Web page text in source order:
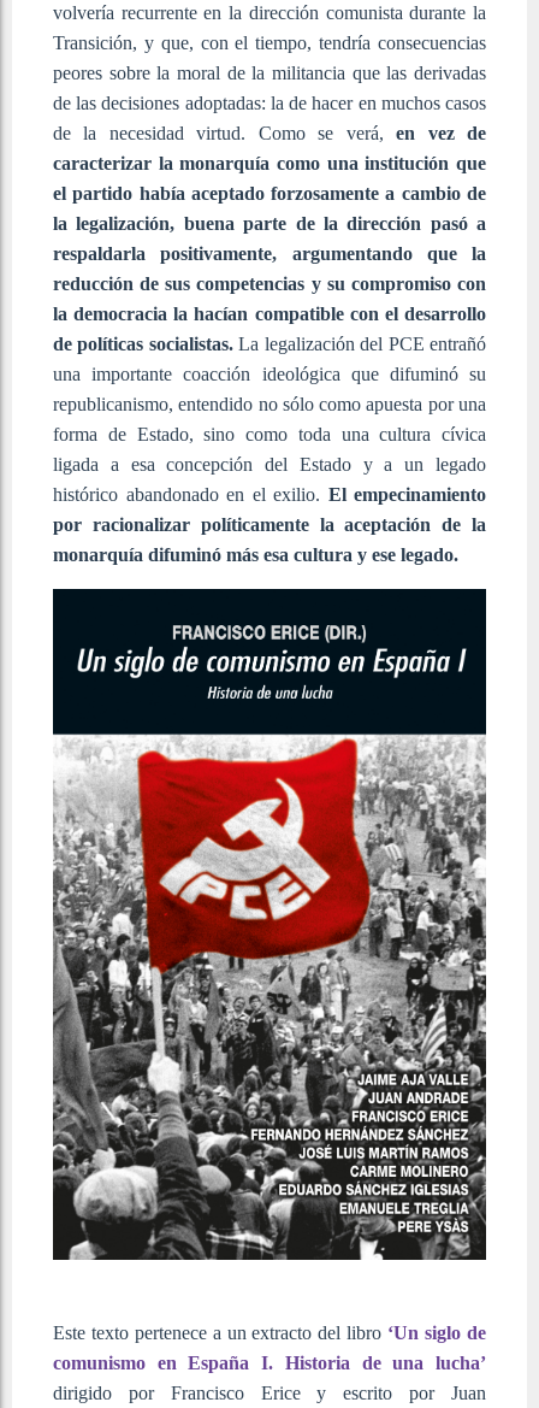
volvería recurrente en la dirección comunista durante la
Transición, y que, con el tiempo, tendría consecuencias
peores sobre la moral de la militancia que las derivadas
de las decisiones adoptadas: la de hacer en muchos casos
de la necesidad virtud. Como se verá,en vez de
caracterizar la monarquía como una institución que
el partido había aceptado forzosamente a cambio de
la legalización, buena parte de la dirección pasó a
respaldarla positivamente, argumentando que la
reducción de sus competencias y su compromiso con
la democracia la hacían compatible con el desarrollo
de políticas socialistas.La legalización del PCE entrañó
una importante coacción ideológica que difuminó su
republicanismo, entendido no sólo como apuesta por una
forma de Estado, sino como toda una cultura cívica
ligada a esa concepción del Estado y a un legado
histórico abandonado en el exilio. El empecinamiento
por racionalizar políticamente la aceptación de la
monarquía difuminó más esa cultura y ese legado.
Este texto pertenece a un extracto del libro ‘Un siglo de
comunismo en España I. Historia de una lucha’
dirigido por Francisco Erice y escrito por Juan